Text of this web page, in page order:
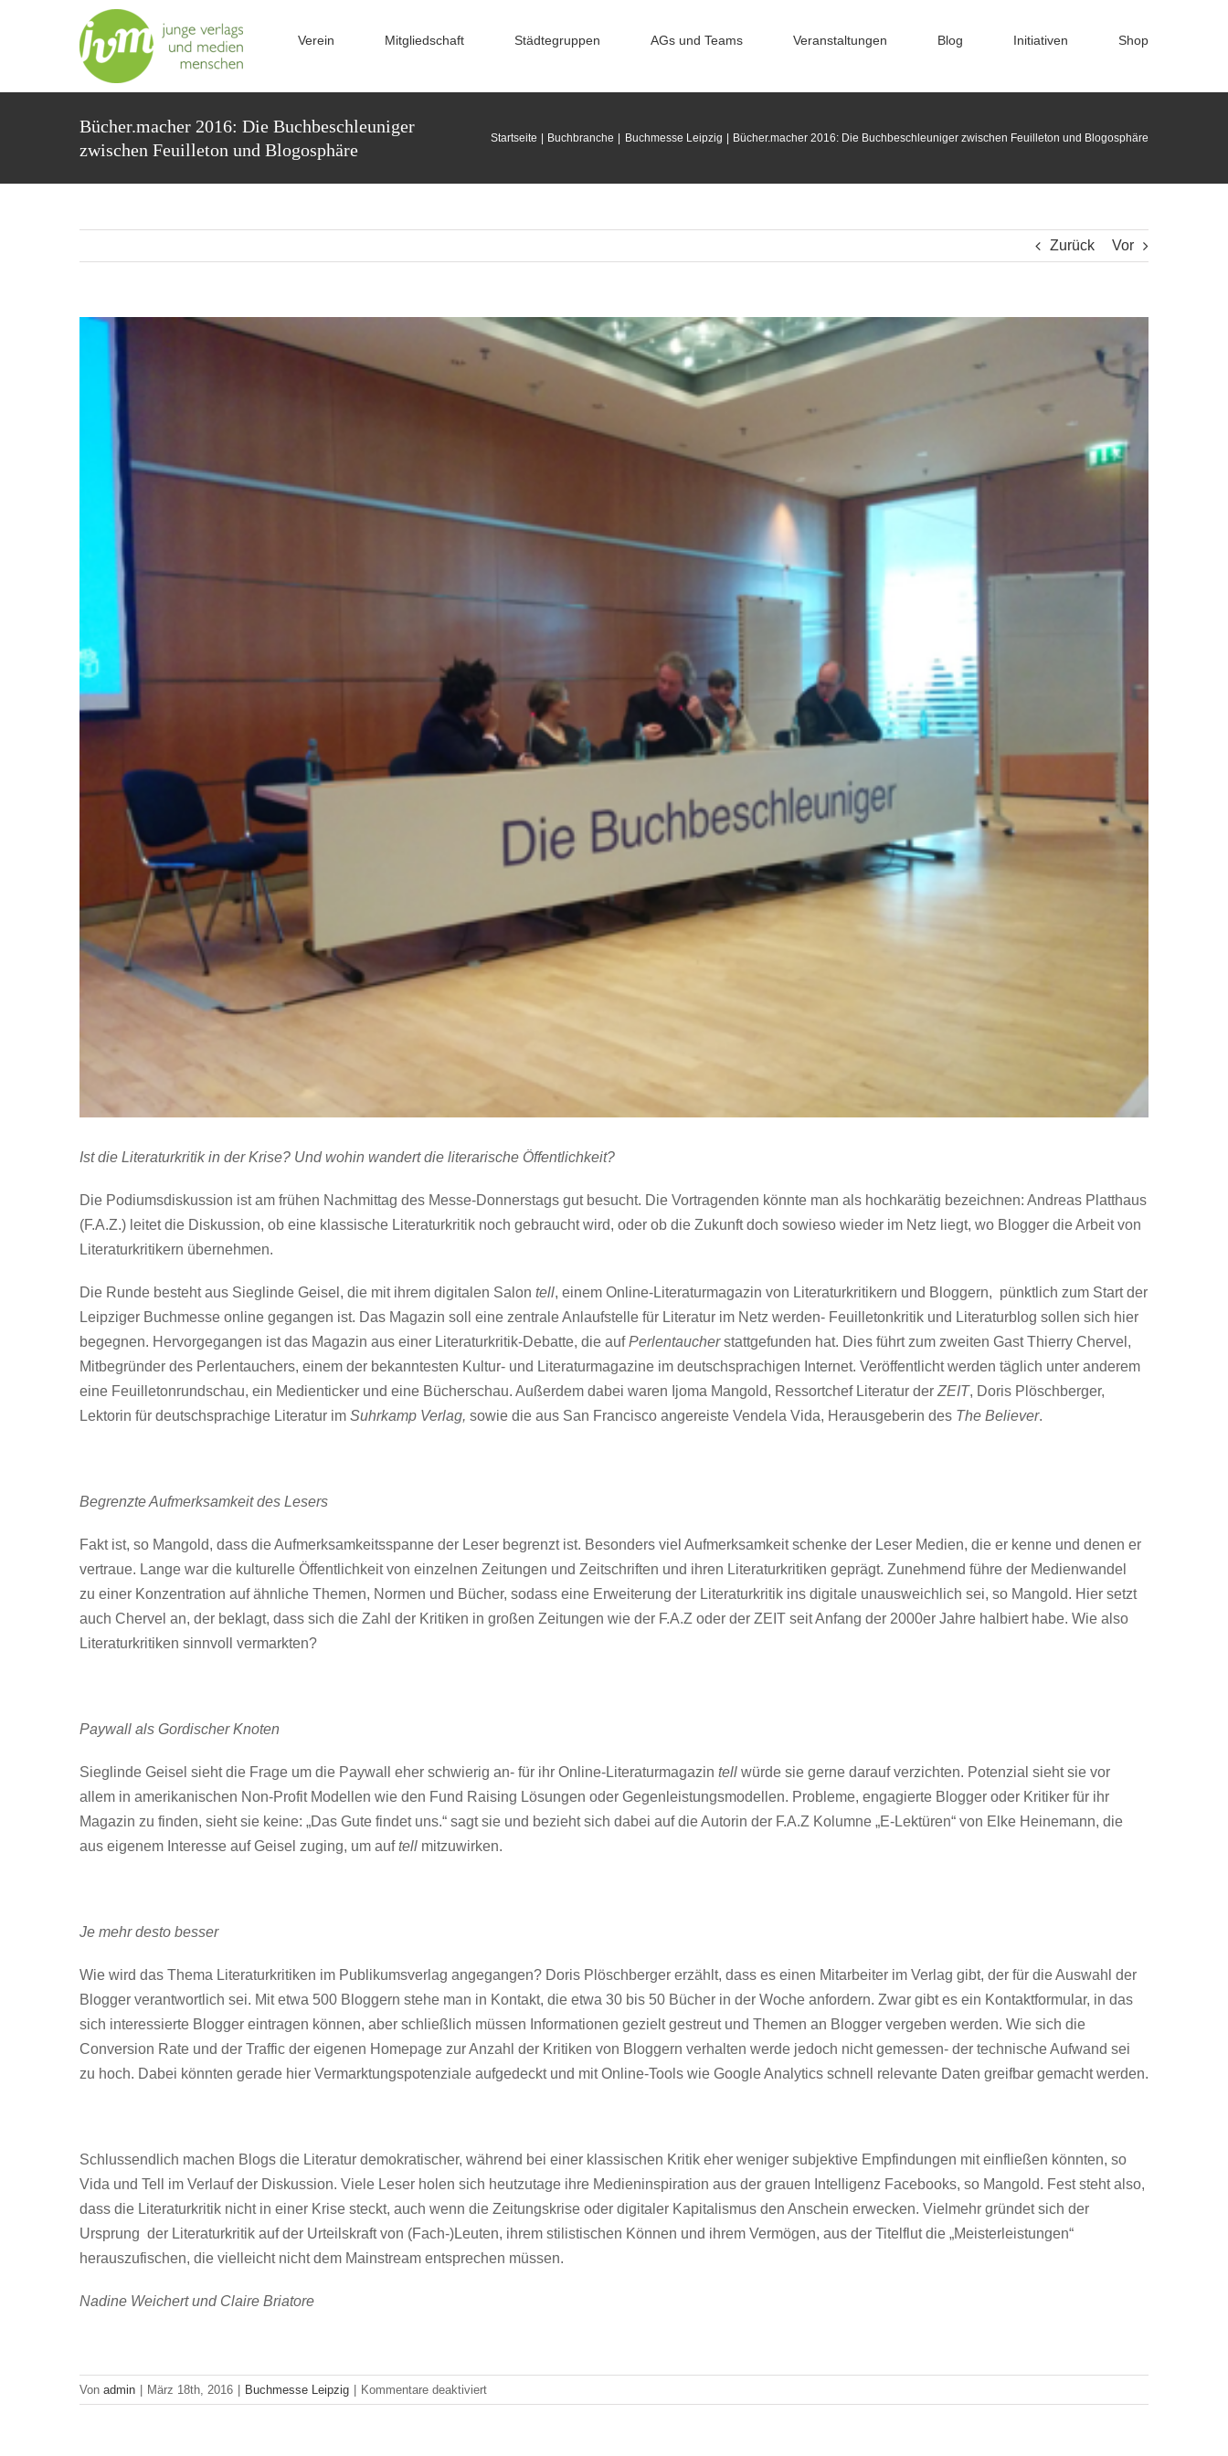
Verein Mitgliedschaft Städtegruppen AGs und Teams Veranstaltungen Blog Initiativen Shop
Bücher.macher 2016: Die Buchbeschleuniger
zwischen Feuilleton und Blogosphäre
Startseite Buchbranche Buchmesse Leipzig Bücher.macher 2016: Die Buchbeschleuniger zwischen Feuilleton und Blogosphäre
Zurück Vor
Zeige
Ist die Literaturkritik in der Krise? Und wohin wandert die literarische Öffentlichkeit?
Die Podiumsdiskussion ist am frühen Nachmittag des Messe-Donnerstags gut besucht. Die Vortragenden könnte man als hochkarätig bezeichnen: Andreas Platthaus
(F.A.Z.) leitet die Diskussion, ob eine klassische Literaturkritik noch gebraucht wird, oder ob die Zukunft doch sowieso wieder im Netz liegt, wo Blogger die Arbeit von
Literaturkritikern übernehmen.
Die Runde besteht aus Sieglinde Geisel, die mit ihrem digitalen Salon tell, einem Online-Literaturmagazin von Literaturkritikern und Bloggern, pünktlich zum Start der
Leipziger Buchmesse online gegangen ist. Das Magazin soll eine zentrale Anlaufstelle für Literatur im Netz werden- Feuilletonkritik und Literaturblog sollen sich hier
begegnen. Hervorgegangen ist das Magazin aus einer Literaturkritik-Debatte, die aufPerlentaucherstattgefunden hat. Dies führt zum zweiten Gast Thierry Chervel,
Mitbegründer des Perlentauchers, einem der bekanntesten Kultur- und Literaturmagazine im deutschsprachigen Internet. Veröffentlicht werden täglich unter anderem
eine Feuilletonrundschau, ein Medienticker und eine Bücherschau. Außerdem dabei waren Ijoma Mangold, Ressortchef Literatur der ZEIT, Doris Plöschberger,
Lektorin für deutschsprachige Literatur im Suhrkamp Verlag, sowie die aus San Francisco angereiste Vendela Vida, Herausgeberin des The Believer.
Begrenzte Aufmerksamkeit des Lesers
Fakt ist, so Mangold, dass die Aufmerksamkeitsspanne der Leser begrenzt ist. Besonders viel Aufmerksamkeit schenke der Leser Medien, die er kenne und denen er
vertraue. Lange war die kulturelle Öffentlichkeit von einzelnen Zeitungen und Zeitschriften und ihren Literaturkritiken geprägt. Zunehmend führe der Medienwandel
zu einer Konzentration auf ähnliche Themen, Normen und Bücher, sodass eine Erweiterung der Literaturkritik ins digitale unausweichlich sei, so Mangold. Hier setzt
auch Chervel an, der beklagt, dass sich die Zahl der Kritiken in großen Zeitungen wie der F.A.Z oder der ZEIT seit Anfang der 2000er Jahre halbiert habe. Wie also
Literaturkritiken sinnvoll vermarkten?
Paywall als Gordischer Knoten
Sieglinde Geisel sieht die Frage um die Paywall eher schwierig an- für ihr Online-Literaturmagazin tell würde sie gerne darauf verzichten. Potenzial sieht sie vor
allem in amerikanischen Non-Profit Modellen wie den Fund Raising Lösungen oder Gegenleistungsmodellen. Probleme, engagierte Blogger oder Kritiker für ihr
Magazin zu finden, sieht sie keine: „Das Gute findet uns.“ sagt sie und bezieht sich dabei auf die Autorin der F.A.Z Kolumne „E-Lektüren“ von Elke Heinemann, die
aus eigenem Interesse auf Geisel zuging, um auftell mitzuwirken.
Je mehr desto besser
Wie wird das Thema Literaturkritiken im Publikumsverlag angegangen? Doris Plöschberger erzählt, dass es einen Mitarbeiter im Verlag gibt, der für die Auswahl der
Blogger verantwortlich sei. Mit etwa 500 Bloggern stehe man in Kontakt, die etwa 30 bis 50 Bücher in der Woche anfordern. Zwar gibt es ein Kontaktformular, in das
sich interessierte Blogger eintragen können, aber schließlich müssen Informationen gezielt gestreut und Themen an Blogger vergeben werden. Wie sich die
Conversion Rate und der Traffic der eigenen Homepage zur Anzahl der Kritiken von Bloggern verhalten werde jedoch nicht gemessen- der technische Aufwand sei
zu hoch. Dabei könnten gerade hier Vermarktungspotenziale aufgedeckt und mit Online-Tools wie Google Analytics schnell relevante Daten greifbar gemacht werden.
Schlussendlich machen Blogs die Literatur demokratischer, während bei einer klassischen Kritik eher weniger subjektive Empfindungen mit einfließen könnten, so
Vida und Tell im Verlauf der Diskussion. Viele Leser holen sich heutzutage ihre Medieninspiration aus der grauen Intelligenz Facebooks, so Mangold. Fest steht also,
dass die Literaturkritik nicht in einer Krise steckt, auch wenn die Zeitungskrise oder digitaler Kapitalismus den Anschein erwecken. Vielmehr gründet sich der
Ursprung der Literaturkritik auf der Urteilskraft von (Fach-)Leuten, ihrem stilistischen Können und ihrem Vermögen, aus der Titelflut die „Meisterleistungen“
herauszufischen, die vielleicht nicht dem Mainstream entsprechen müssen.
Nadine Weichert und Claire Briatore
Von admin März 18th, 2016 Buchmesse Leipzig Kommentare deaktiviertfür
Bücher.macher